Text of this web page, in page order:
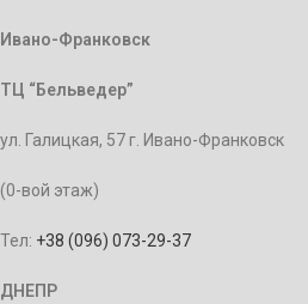
Ивано-Франковск
ТЦ “Бельведер”
ул. Галицкая, 57 г. Ивано-Франковск
(0-вой этаж)
Тел: +38 (096) 073-29-37
ДНЕПР